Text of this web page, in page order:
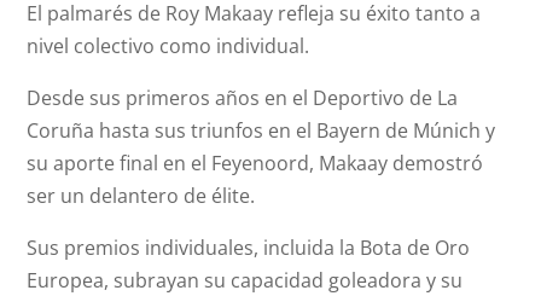
El palmarés de Roy Makaay refleja su éxito tanto a
nivel colectivo como individual.
Desde sus primeros años en el Deportivo de La
Coruña hasta sus triunfos en el Bayern de Múnich y
su aporte final en el Feyenoord, Makaay demostró
ser un delantero de élite.
Sus premios individuales, incluida la Bota de Oro
Europea, subrayan su capacidad goleadora y su